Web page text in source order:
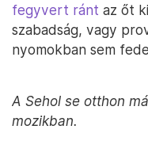
fegyvert ránt az őt
szabadság, vagy
nyomokban sem
A Sehol se otthon
mozikban.